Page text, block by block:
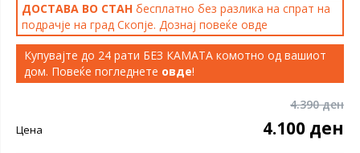
ДОСТАВА ВО СТАН бесплатно без разлика на спрат на
подрачје на град Скопје. Дознај повеќе овде
Купувајте до 24 рати БЕЗ КАМАТА комотно од вашиот
дом. Повеќе погледнете овде!
4.390 ден
Цена 4.100 ден